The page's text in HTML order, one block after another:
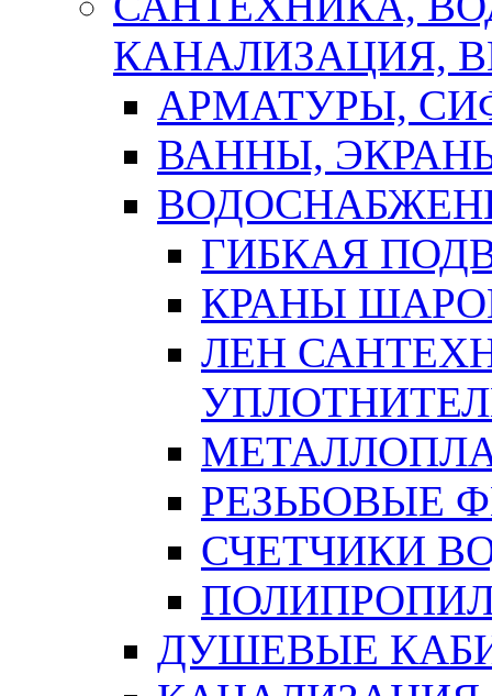
КАНАЛИЗАЦИЯ,
АРМАТУРЫ,
ВАННЫ,
ГИБКАЯ
КРАНЫ
ЛЕН
РЕЗЬБОВЫЕ
СЧЕТЧИКИ
ДУШЕВЫЕ